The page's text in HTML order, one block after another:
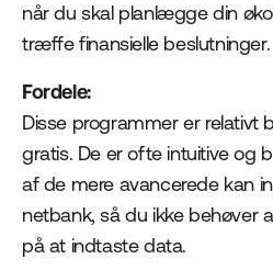
når du skal planlægge din
træffe finansielle beslutninger.
Fordele:
Disse programmer er relativt
gratis. De er ofte intuitive og
af de mere avancerede kan
netbank, så du ikke behøver
på at indtaste data.